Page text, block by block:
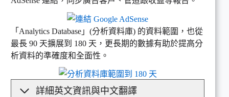
「Analytics Database」(分析資料庫) 的資料範圍，也從
最長 90 天擴展到 180 天，更長期的數據有助於提高分
析資料的準確度和全面性。
詳細英文資訊與中文翻譯